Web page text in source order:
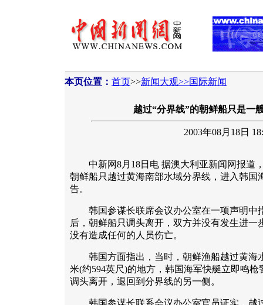
本页位置： 首页>>新闻大观>>国际新闻
越过“分界线”的朝鲜船只是一
2003年08月18日
中新网8月18日电 据澳大利亚新闻网报道
朝鲜船只越过黄海南部水域分界线，进入韩国
告。
韩国参谋长联席会议办公室在一项声明中
后，朝鲜船只调头离开，双方并没有发生进一
没有造成任何的人员伤亡。
韩国方面指出，当时，朝鲜渔船越过黄海
米(约594英尺)的地方，韩国海军快艇立即鸣
调头离开，退回到分界线的另一侧。
韩国参谋长联系会议办公室官员证实，越